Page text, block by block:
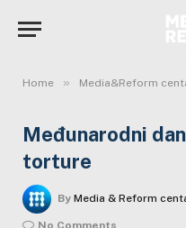
Home » Media&Reform
Međunarodni
torture
By Media & Reform
No Comments